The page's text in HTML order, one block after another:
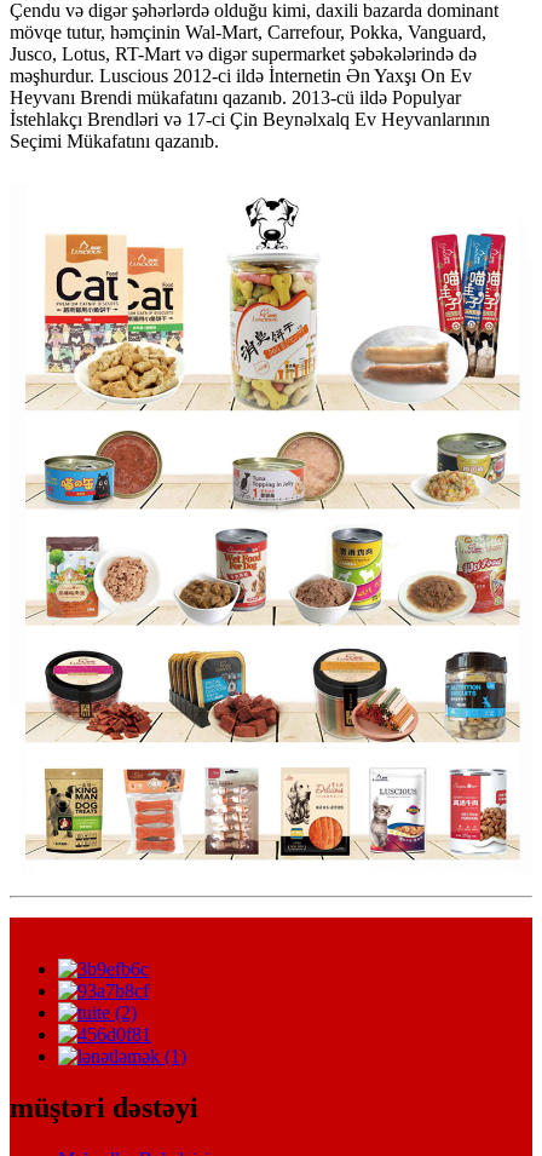
Çendu və digər şəhərlərdə olduğu kimi, daxili bazarda dominant
mövqe tutur, həmçinin Wal-Mart, Carrefour, Pokka, Vanguard,
Jusco, Lotus, RT-Mart və digər supermarket şəbəkələrində də
məşhurdur. Luscious 2012-ci ildə İnternetin Ən Yaxşı On Ev
Heyvanı Brendi mükafatını qazanıb. 2013-cü ildə Populyar
İstehlakçı Brendləri və 17-ci Çin Beynəlxalq Ev Heyvanlarının
Seçimi Mükafatını qazanıb.
müştəri dəstəyi